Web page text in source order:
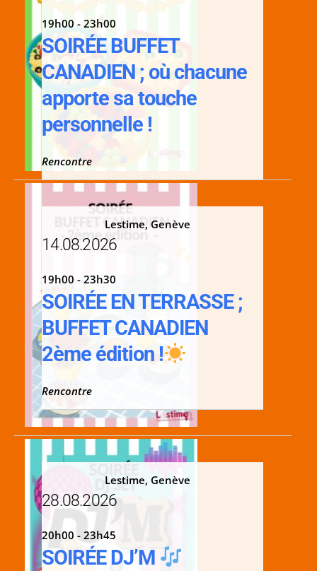
19h00 - 23h00
SOIRÉE BUFFET
CANADIEN ; où chacune
apporte sa touche
personnelle !
Rencontre
Lestime, Genève
14.08.2026
19h00 - 23h30
SOIRÉE EN TERRASSE ;
BUFFET CANADIEN
2ème édition !
Rencontre
Lestime, Genève
28.08.2026
20h00 - 23h45
SOIRÉE DJ’M